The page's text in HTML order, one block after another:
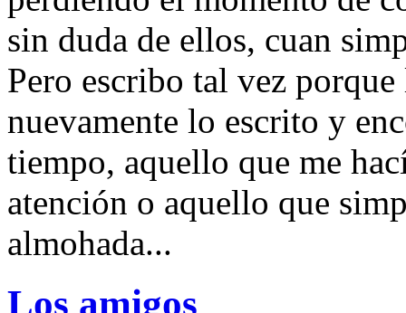
sin duda de ellos, cuan
Pero escribo tal vez
nuevamente lo escrito y
tiempo, aquello que me
atención o aquello que
almohada...
Los amigos